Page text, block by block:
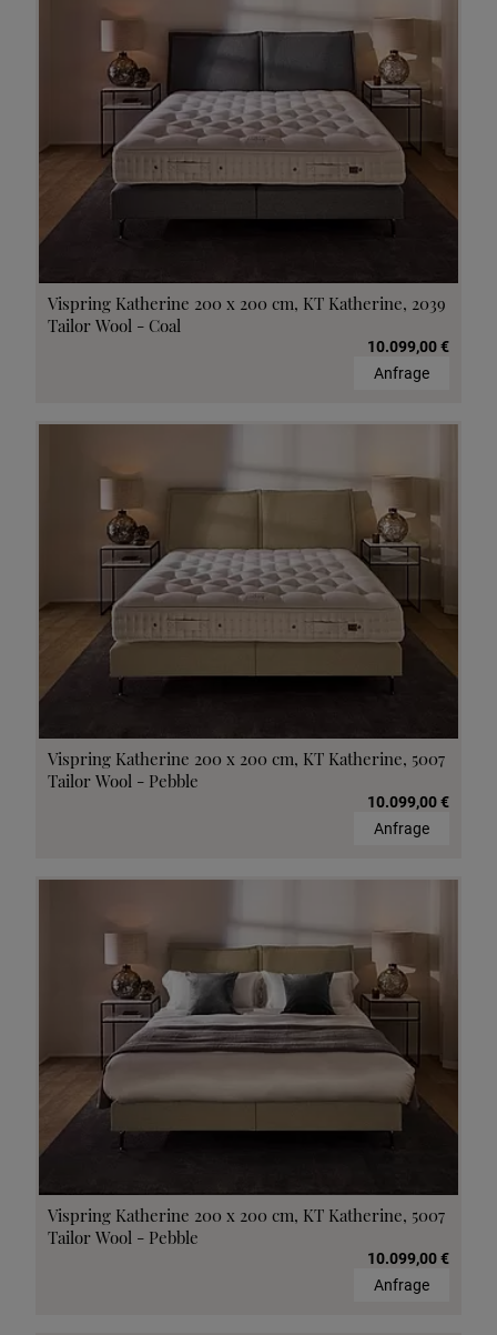
Vispring Katherine 200 x 200 cm, KT Katherine, 2039
Tailor Wool - Coal
10.099,00 €
Anfrage
Vispring Katherine 200 x 200 cm, KT Katherine, 5007
Tailor Wool - Pebble
10.099,00 €
Anfrage
Vispring Katherine 200 x 200 cm, KT Katherine, 5007
Tailor Wool - Pebble
10.099,00 €
Anfrage